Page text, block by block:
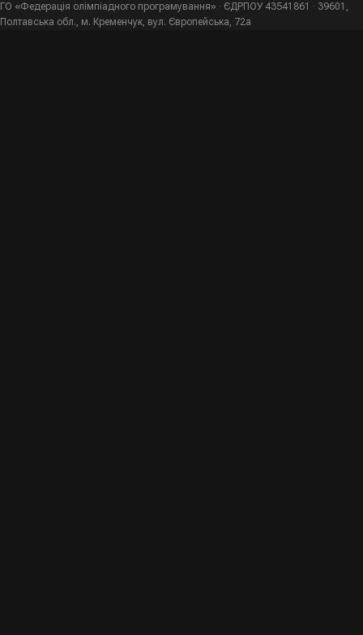
ГО «Федерація олімпіадного програмування» · ЄДРПОУ 43541861 · 39601,
Полтавська обл., м. Кременчук, вул. Європейська, 72а